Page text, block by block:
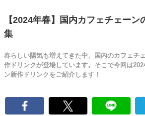
【2024年春】国内カフェチェーン
集
春らしい陽気も増えてきた中、国内のカフェチ
作ドリンクが登場しています。そこで今回は
ン新作ドリンクをご紹介します！